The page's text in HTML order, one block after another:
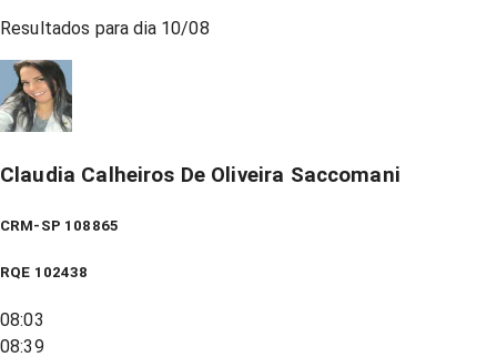
Resultados para dia 10/08
Claudia Calheiros De Oliveira Saccomani
CRM-SP 108865
RQE 102438
08:03
08:39